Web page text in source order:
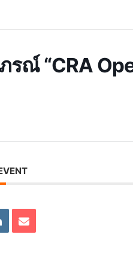
รณ์ “CRA